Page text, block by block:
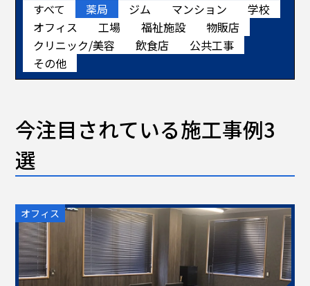
すべて 薬局 ジム マンション
学校
オフィス
工場 福祉施設
物販店
クリニック/美容
飲食店
公共工事
その他
今注目されている施工事例3
選
オフィス